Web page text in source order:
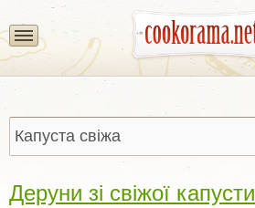
Деруни зі свіжої капусти